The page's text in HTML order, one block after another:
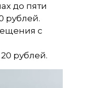
до пяти
рублей.
с
рублей.